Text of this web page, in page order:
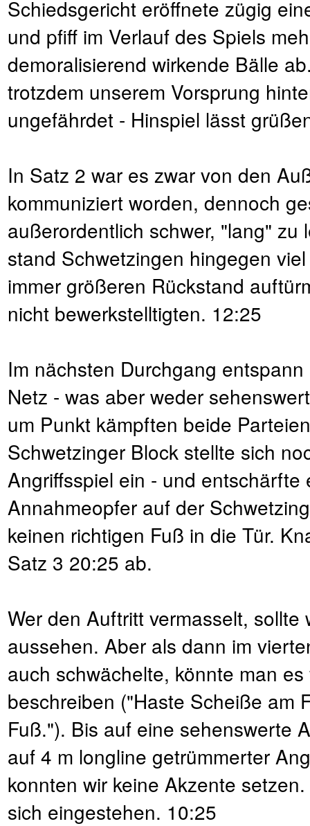
Schiedsgericht eröffnete zügig
und pfiff im Verlauf des Spiels
demoralisierend wirkende Bälle
trotzdem unserem Vorsprung
ungefährdet - Hinspiel lässt
In Satz 2 war es zwar von den
kommuniziert worden, dennoch
außerordentlich schwer, "lang" zu
stand Schwetzingen hingegen
immer größeren Rückstand
nicht bewerkstelltigten. 12:25
Im nächsten Durchgang
Netz - was aber weder
um Punkt kämpften beide
Schwetzinger Block stellte sich
Angriffsspiel ein - und entschärfte
Annahmeopfer auf der
keinen richtigen Fuß in die Tür.
Satz 3 20:25 ab.
Wer den Auftritt vermasselt,
aussehen. Aber als dann im
auch schwächelte, könnte man
beschreiben ("Haste Scheiße am
Fuß."). Bis auf eine sehenswerte
auf 4 m longline getrümmerter
konnten wir keine Akzente
sich eingestehen. 10:25